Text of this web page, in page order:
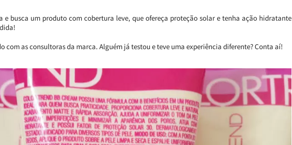
e busca um produto com cobertura leve, que ofereça proteção solar e tenha ação hidratante
com as consultoras da marca. Alguém já testou e teve uma experiência diferente? Conta aí!